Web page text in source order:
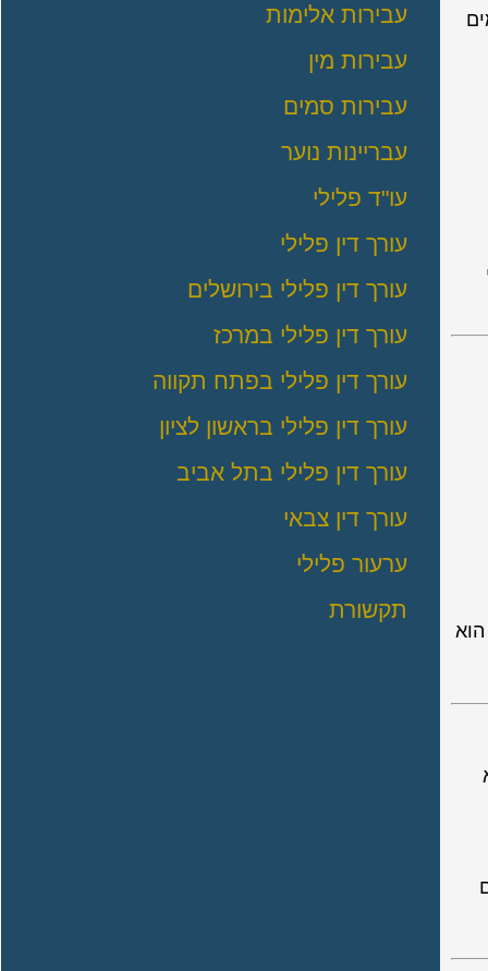
עבירות אלימות
עבירות מין
עבירות סמים
עבריינות נוער
עו"ד פלילי
עורך דין פלילי
עורך דין פלילי בירושלים
עורך דין פלילי במרכז
עורך דין פלילי בפתח תקווה
עורך דין פלילי בראשון לציון
עורך דין פלילי בתל אביב
עורך דין צבאי
ערעור פלילי
תקשורת